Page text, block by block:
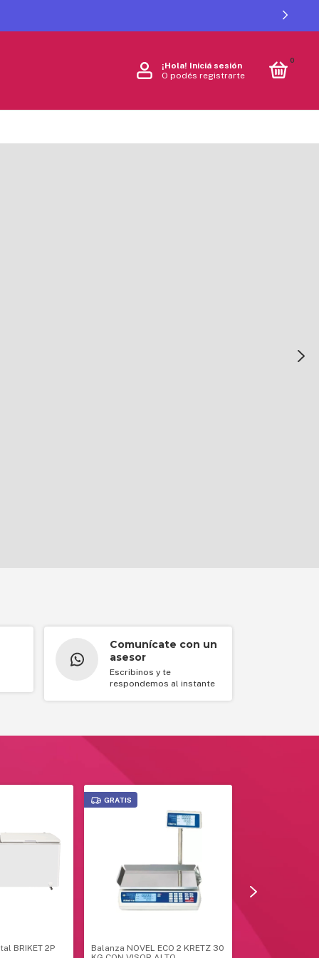
¡Hola! Iniciá sesión
O podés registrarte
0
Comunícate con un
asesor
Escribinos y te
respondemos al instante
BRIKET 2P
GRATIS
Balanza NOVEL ECO 2 KRETZ 30